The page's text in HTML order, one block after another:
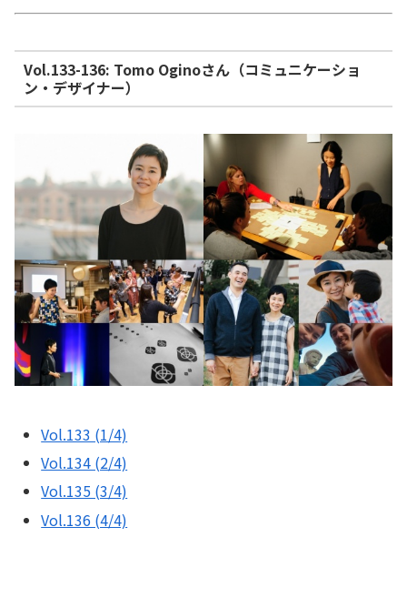
Vol.133-136: Tomo Oginoさん（コミュニケーショ
ン・デザイナー）
Vol.133 (1/4)
Vol.134 (2/4)
Vol.135 (3/4)
Vol.136 (4/4)